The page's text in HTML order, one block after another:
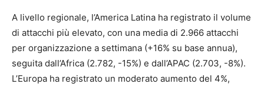
A livello regionale, l’America Latina ha registrato il volume
di attacchi più elevato, con una media di 2.966 attacchi
per organizzazione a settimana (+16% su base annua),
seguita dall’Africa (2.782, -15%) e dall’APAC (2.703, -8%).
L’Europa ha registrato un moderato aumento del 4%,